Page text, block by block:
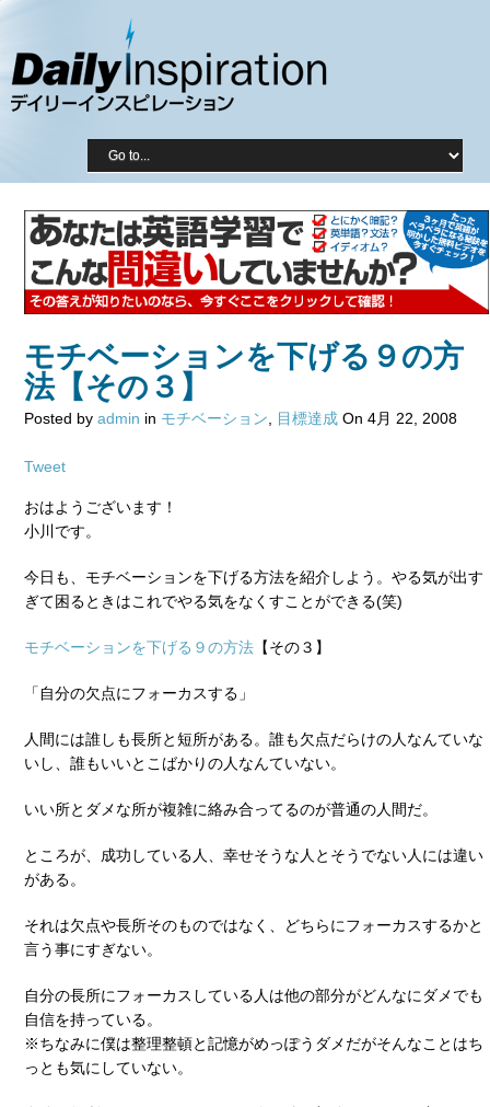
モチベーションを下げる９の方
法【その３】
Posted by admin in モチベーション 目標達成 On 4月 22, 2008
Tweet
おはようございます！
小川です。
今日も、モチベーションを下げる方法を紹介しよう。やる気が出す
ぎて困るときはこれでやる気をなくすことができる(笑)
モチベーションを下げる９の方法 【その３】
「自分の欠点にフォーカスする」
人間には誰しも長所と短所がある。誰も欠点だらけの人なんていな
いし、誰もいいとこばかりの人なんていない。
いい所とダメな所が複雑に絡み合ってるのが普通の人間だ。
ところが、成功している人、幸せそうな人とそうでない人には違い
がある。
それは欠点や長所そのものではなく、どちらにフォーカスするかと
言う事にすぎない。
自分の長所にフォーカスしている人は他の部分がどんなにダメでも
自信を持っている。
※ちなみに僕は整理整頓と記憶がめっぽうダメだがそんなことはち
っとも気にしていない。